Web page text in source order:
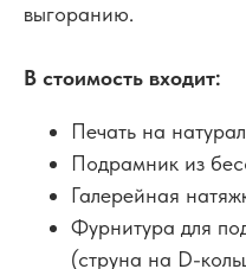
выгоранию.
В стоимость входит:
Печать на
Подрамник из
Галерейная
Фурнитура для
(струна на D-